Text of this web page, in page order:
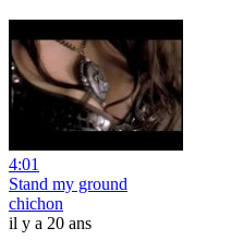
4:01
Stand my ground
chichon
il y a 20 ans